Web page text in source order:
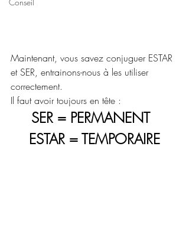
Maintenant, vous savez conjuguer ESTAR
et SER, entrainons-nous à les utiliser
correctement.
Il faut avoir toujours en tête :
SER = PERMANENT
ESTAR = TEMPORAIRE